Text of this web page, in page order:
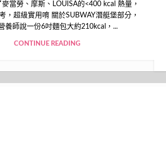
當勞、摩斯、LOUISA的<400 kcal 熱量，
，超級實用唷 關於SUBWAY潛艇堡部分，
養師說一份6吋麵包大約210kcal，...
CONTINUE READING